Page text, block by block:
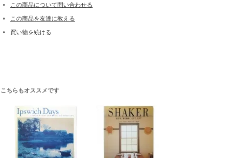
この商品について問い合わせる
この商品を友達に教える
買い物を続ける
こちらもオススメです